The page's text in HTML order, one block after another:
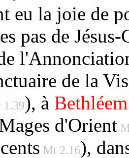
eu la joie de
pas de
de la
1.39), à Bethléem
d'Orient
Mt 2.16),